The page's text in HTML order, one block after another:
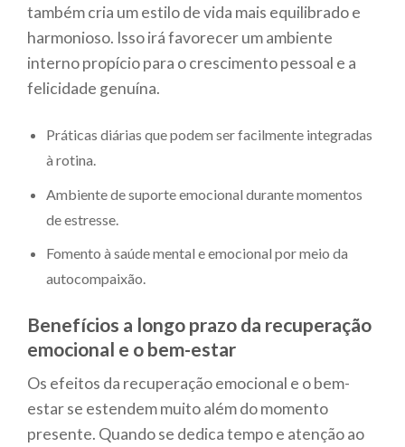
também cria um estilo de vida mais equilibrado e
harmonioso. Isso irá favorecer um ambiente
interno propício para o crescimento pessoal e a
felicidade genuína.
Práticas diárias que podem ser facilmente integradas
à rotina.
Ambiente de suporte emocional durante momentos
de estresse.
Fomento à saúde mental e emocional por meio da
autocompaixão.
Benefícios a longo prazo da recuperação
emocional e o bem-estar
Os efeitos da recuperação emocional e o bem-
estar se estendem muito além do momento
presente. Quando se dedica tempo e atenção ao